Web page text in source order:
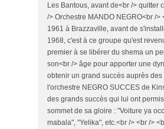
Les Bantous, avant de<br /> quitter
/> Orchestre MANDO NEGRO<br />
1961 à Brazzaville, avant de
1968, c'est à ce groupe qu'est
premier à se libérer du shema un
son<br /> âge pour apporter une
obtenir un grand succès auprès
l'orchestre NEGRO SUCCES de
des grands succès qui lui ont
sommet de sa gloire : "Voiture ya
mabala", "Yelika", etc.<br /> <br />